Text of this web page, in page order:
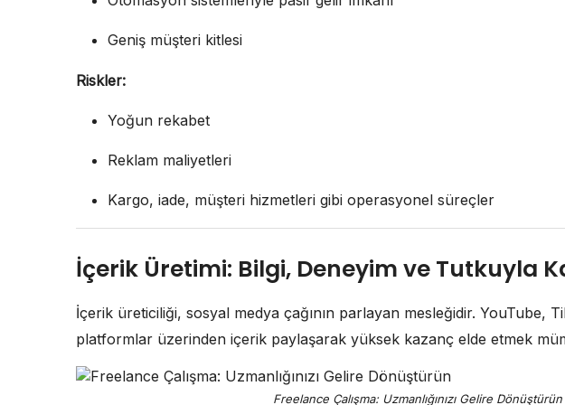
Geniş müşteri kitlesi
Riskler:
Yoğun rekabet
Reklam maliyetleri
Kargo, iade, müşteri hizmetleri gibi operasyonel süreçler
İçerik Üretimi: Bilgi, Deneyim ve Tutkuyla
İçerik üreticiliği, sosyal medya çağının parlayan mesleğidir. YouTube,
platformlar üzerinden içerik paylaşarak yüksek kazanç elde etmek
Freelance Çalışma: Uzmanlığınızı Gelire Dönüştürün